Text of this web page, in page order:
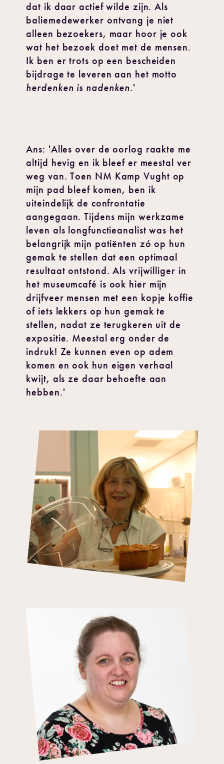
dat ik daar actief wilde zijn. Als
baliemedewerker ontvang je niet
alleen bezoekers, maar hoor je ook
wat het bezoek doet met de mensen.
Ik ben er trots op een bescheiden
bijdrage te leveren aan het motto
herdenken is nadenken.'
Ans: 'Alles over de oorlog raakte me
altijd hevig en ik bleef er meestal ver
weg van. Toen NM Kamp Vught op
mijn pad bleef komen, ben ik
uiteindelijk de confrontatie
aangegaan. Tijdens mijn werkzame
leven als longfunctieanalist was het
belangrijk mijn patiënten zó op hun
gemak te stellen dat een optimaal
resultaat ontstond. Als vrijwilliger in
het museumcafé is ook hier mijn
drijfveer mensen met een kopje koffie
of iets lekkers op hun gemak te
stellen, nadat ze terugkeren uit de
expositie. Meestal erg onder de
indruk! Ze kunnen even op adem
komen en ook hun eigen verhaal
kwijt, als ze daar behoefte aan
hebben.'